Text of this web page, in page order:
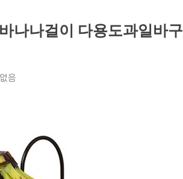
나나걸이 다용도과일바구
음